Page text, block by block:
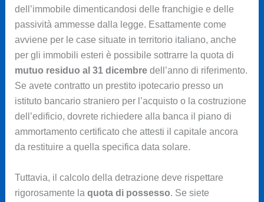
dell’immobile dimenticandosi delle franchigie e delle
passività ammesse dalla legge. Esattamente come
avviene per le case situate in territorio italiano, anche
per gli immobili esteri è possibile sottrarre la quota di
mutuo residuo al 31 dicembredell’anno di riferimento.
Se avete contratto un prestito ipotecario presso un
istituto bancario straniero per l’acquisto o la costruzione
dell’edificio, dovrete richiedere alla banca il piano di
ammortamento certificato che attesti il capitale ancora
da restituire a quella specifica data solare.
Tuttavia, il calcolo della detrazione deve rispettare
rigorosamente la quota di possesso. Se siete